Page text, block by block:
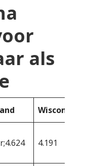
als
Wisconsin
4.191